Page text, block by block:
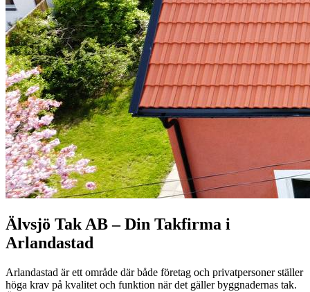
Älvsjö Tak AB – Din Takfirma i
Arlandastad
Arlandastad är ett område där både företag och privatpersoner ställer
höga krav på kvalitet och funktion när det gäller byggnadernas tak.